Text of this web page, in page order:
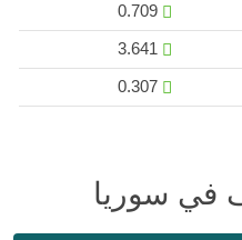
0.709
0.307
في سوريا